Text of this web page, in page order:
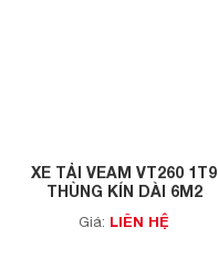
XE TẢI VEAM VT260 1T9
THÙNG KÍN DÀI 6M2
Giá: LIÊN HỆ